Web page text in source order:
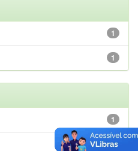
1
1
1
1